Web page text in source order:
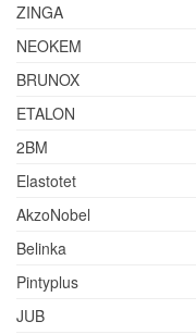
ZINGA
NEOKEM
BRUNOX
ETALON
2BM
Elastotet
AkzoNobel
Belinka
Pintyplus
JUB